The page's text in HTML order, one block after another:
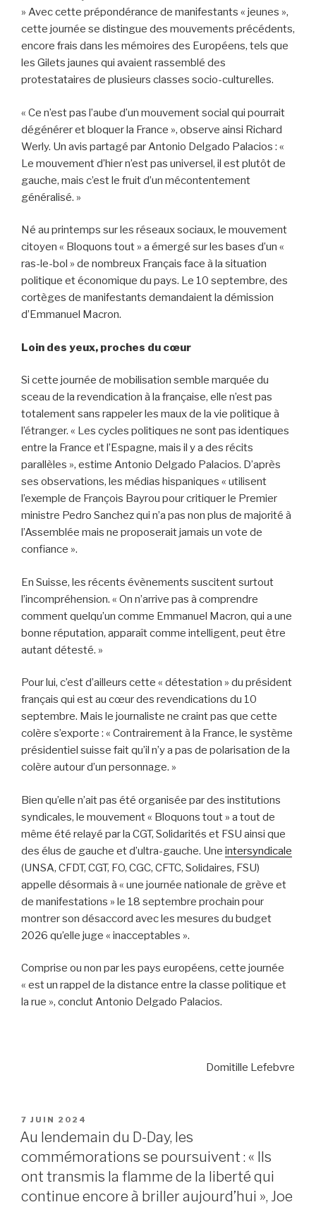
» Avec cette prépondérance de manifestants « jeunes »,
cette journée se distingue des mouvements précédents,
encore frais dans les mémoires des Européens, tels que
les Gilets jaunes qui avaient rassemblé des
protestataires de plusieurs classes socio-culturelles.
« Ce n’est pas l’aube d’un mouvement social qui pourrait
dégénérer et bloquer la France », observe ainsi Richard
Werly. Un avis partagé par Antonio Delgado Palacios : «
Le mouvement d’hier n’est pas universel, il est plutôt de
gauche, mais c’est le fruit d’un mécontentement
généralisé. »
Né au printemps sur les réseaux sociaux, le mouvement
citoyen « Bloquons tout » a émergé sur les bases d’un «
ras-le-bol » de nombreux Français face à la situation
politique et économique du pays. Le 10 septembre, des
cortèges de manifestants demandaient la démission
d’Emmanuel Macron.
Loin des yeux, proches du cœur
Si cette journée de mobilisation semble marquée du
sceau de la revendication à la française, elle n’est pas
totalement sans rappeler les maux de la vie politique à
l’étranger. « Les cycles politiques ne sont pas identiques
entre la France et l’Espagne, mais il y a des récits
parallèles », estime Antonio Delgado Palacios. D’après
ses observations, les médias hispaniques « utilisent
l’exemple de François Bayrou pour critiquer le Premier
ministre Pedro Sanchez qui n’a pas non plus de majorité à
l’Assemblée mais ne proposerait jamais un vote de
confiance ».
En Suisse, les récents évènements suscitent surtout
l’incompréhension. « On n’arrive pas à comprendre
comment quelqu’un comme Emmanuel Macron, qui a une
bonne réputation, apparaît comme intelligent, peut être
autant détesté. »
Pour lui, c’est d’ailleurs cette « détestation » du président
français qui est au cœur des revendications du 10
septembre. Mais le journaliste ne craint pas que cette
colère s’exporte : « Contrairement à la France, le système
présidentiel suisse fait qu’il n’y a pas de polarisation de la
colère autour d’un personnage. »
Bien qu’elle n’ait pas été organisée par des institutions
syndicales, le mouvement « Bloquons tout » a tout de
même été relayé par la CGT, Solidarités et FSU ainsi que
des élus de gauche et d’ultra-gauche. Une intersyndicale
(UNSA, CFDT, CGT, FO, CGC, CFTC, Solidaires, FSU)
appelle désormais à « une journée nationale de grève et
de manifestations » le 18 septembre prochain pour
montrer son désaccord avec les mesures du budget
2026 qu’elle juge « inacceptables ».
Comprise ou non par les pays européens, cette journée
« est un rappel de la distance entre la classe politique et
la rue », conclut Antonio Delgado Palacios.
Domitille Lefebvre
PUBLIÉ
LE
7 JUIN 2024
Au lendemain du D-Day, les
commémorations se poursuivent : « Ils
ont transmis la flamme de la liberté qui
continue encore à briller aujourd’hui », Joe